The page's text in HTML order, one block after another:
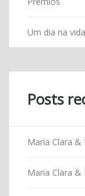
Um dia na
Posts
Maria Clara
Maria Clara &